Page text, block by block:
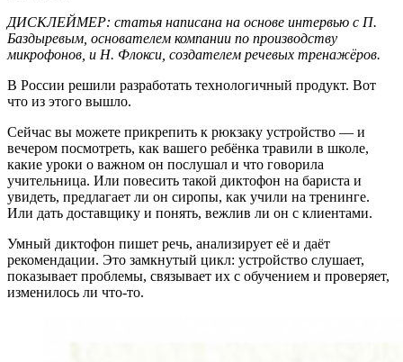
ДИСКЛЕЙМЕР: статья написана на основе интервью с П.
Баздыревым, основателем компании по производству
микрофонов, и Н. Флокси, создателем речевых тренажёров.
В России решили разработать технологичный продукт. Вот
что из этого вышло.
Сейчас вы можете прикрепить к рюкзаку устройство — и
вечером посмотреть, как вашего ребёнка травили в школе,
какие уроки о важном он послушал и что говорила
учительница. Или повесить такой диктофон на бариста и
увидеть, предлагает ли он сиропы, как учили на тренинге.
Или дать доставщику и понять, вежлив ли он с клиентами.
Умный диктофон пишет речь, анализирует её и даёт
рекомендации. Это замкнутый цикл: устройство слушает,
показывает проблемы, связывает их с обучением и проверяет,
изменилось ли что-то.